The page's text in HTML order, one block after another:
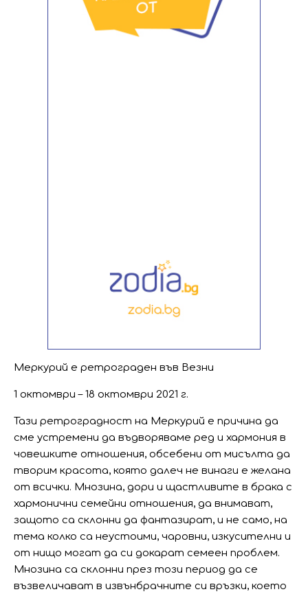
Меркурий е ретрограден във Везни
1 октомври – 18 октомври 2021 г.
Тази ретроградност на Меркурий е причина да
сме устремени да въдворяваме ред и хармония в
човешките отношения, обсебени от мисълта да
творим красота, която далеч не винаги е желана
от всички. Мнозина, дори и щастливите в брака с
хармонични семейни отношения, да внимават,
защото са склонни да фантазират, и не само, на
тема колко са неустоими, чаровни, изкусителни и
от нищо могат да си докарат семеен проблем.
Мнозина са склонни през този период да се
възвеличават в извънбрачните си връзки, което